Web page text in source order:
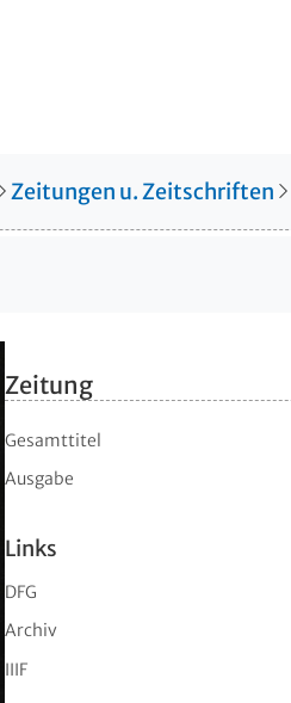
Zeitungen u. Zeitschriften
Zeitung
Gesamttitel
Ausgabe
Links
DFG
Archiv
IIIF